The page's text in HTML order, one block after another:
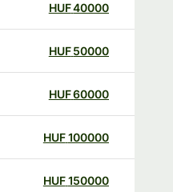
40000
HUF
50000
HUF
60000
HUF
100000
HUF
150000
HUF